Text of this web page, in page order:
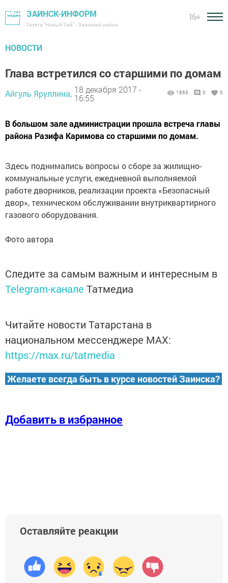
ЗАИНСК-ИНФОРМ
Газета "Новый Зай" - Заинский район
16+
НОВОСТИ
Глава встретился со старшими по домам
Айгуль Яруллина, 18 декабря 2017 -
16:55
1863 0 0
В большом зале администрации прошла встреча главы
района Разифа Каримова со старшими по домам.
Здесь поднимались вопросы о сборе за жилищно-
коммунальные услуги, ежедневной выполняемой
работе дворников, реализации проекта «Безопасный
двор», техническом обслуживании внутриквартирного
газового оборудования.
Фото автора
Следите за самым важным и интересным в
Telegram-канале Татмедиа
Читайте новости Татарстана в
национальном мессенджере MАХ:
https://max.ru/tatmedia
Желаете всегда быть в курсе новостей Заинска?
Добавить в избранное
Оставляйте реакции